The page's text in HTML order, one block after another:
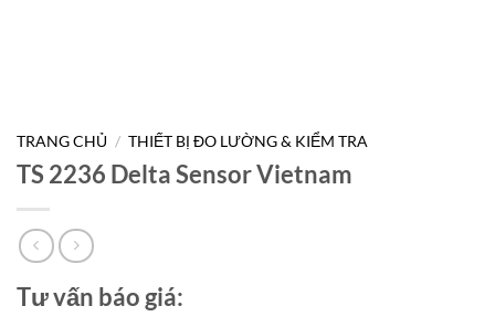
TRANG CHỦ / THIẾT BỊ ĐO LƯỜNG & KIỂM TRA
TS 2236 Delta Sensor Vietnam
Tư vấn báo giá: